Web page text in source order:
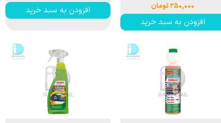
۲۵۰,۰۰۰ تومان
افزودن به سبد خرید
افزودن به سبد خرید